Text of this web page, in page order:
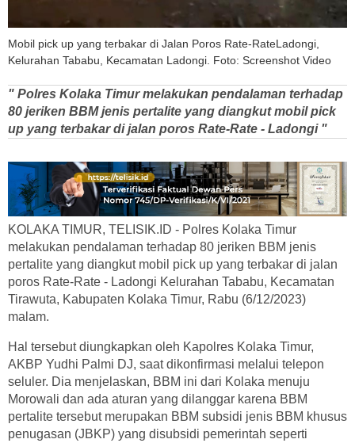
Mobil pick up yang terbakar di Jalan Poros Rate-RateLadongi,
Kelurahan Tababu, Kecamatan Ladongi. Foto: Screenshot Video
" Polres Kolaka Timur melakukan pendalaman terhadap
80 jeriken BBM jenis pertalite yang diangkut mobil pick
up yang terbakar di jalan poros Rate-Rate - Ladongi "
KOLAKA TIMUR, TELISIK.ID - Polres Kolaka Timur
melakukan pendalaman terhadap 80 jeriken BBM jenis
pertalite yang diangkut mobil pick up yang terbakar di jalan
poros Rate-Rate - Ladongi Kelurahan Tababu, Kecamatan
Tirawuta, Kabupaten Kolaka Timur, Rabu (6/12/2023)
malam.
Hal tersebut diungkapkan oleh Kapolres Kolaka Timur,
AKBP Yudhi Palmi DJ, saat dikonfirmasi melalui telepon
seluler. Dia menjelaskan, BBM ini dari Kolaka menuju
Morowali dan ada aturan yang dilanggar karena BBM
pertalite tersebut merupakan BBM subsidi jenis BBM khusus
penugasan (JBKP) yang disubsidi pemerintah seperti